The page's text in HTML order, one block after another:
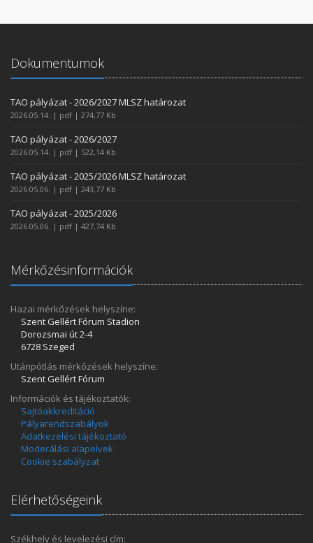
Dokumentumok
TAO pályázat - 2026/2027 MLSZ határozat
2026.05.14. | pdf | 274,77 Kb
TAO pályázat - 2026/2027
2026.05.14. | pdf | 522,14 Kb
TAO pályázat - 2025/2026 MLSZ határozat
2026.05.06. | pdf | 243,77 Kb
TAO pályázat - 2025/2026
2026.05.06. | pdf | 427,74 Kb
Mérkőzésinformációk
Hazai mérkőzések helyszíne:
Szent Gellért Fórum Stadion
Dorozsmai út 2-4
6728 Szeged
Utánpótlás mérkőzések helyszíne:
Szent Gellért Fórum
Információk és tájékoztatók:
Sajtóakkreditáció
Pályarendszabályok
Adatkezelési tájékoztató
Moderálási alapelvek
Cookie szabályzat
Elérhetőségeink
Székhely és levelezési cím: